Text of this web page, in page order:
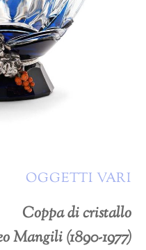
OGGETTI VARI
Coppa di cristallo
Mangili (1890-1977)